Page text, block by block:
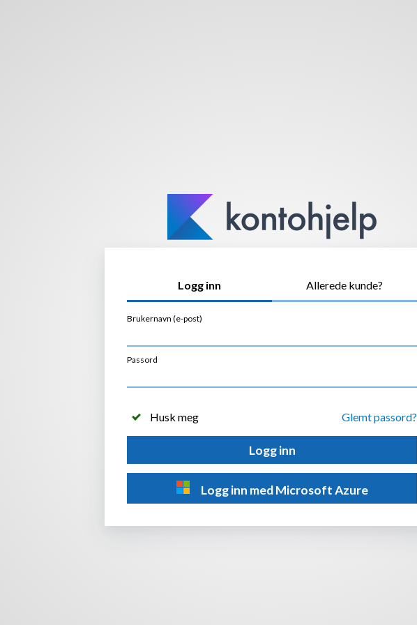
Logg inn Allerede kunde?
Brukernavn (e-post)
Passord
Husk meg Glemt passord?
Logg inn
Logg inn med Microsoft Azure